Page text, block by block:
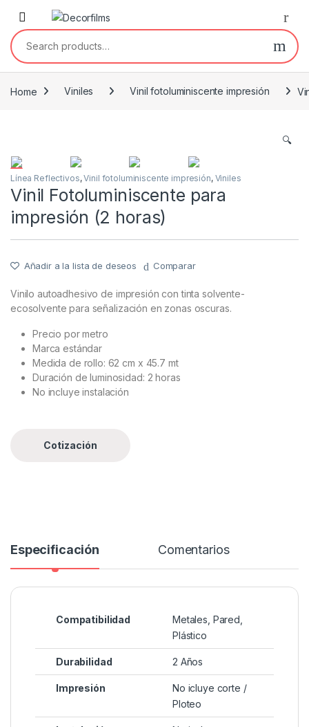
Saltar a la navegación
Saltar al contenido
Search for:
Home Viniles Vinil fotoluminiscente impresión
🔍
Línea Reflectivos,Vinil fotoluminiscente impresión, Viniles
Vinil Fotoluminiscente para
impresión (2 horas)
Añadir a la lista de deseos Comparar
Vinilo autoadhesivo de impresión con tinta solvente-
ecosolvente para señalización en zonas oscuras.
Precio por metro
Marca estándar
Medida de rollo: 62 cm x 45.7 mt
Duración de luminosidad: 2 horas
No incluye instalación
Especificación Comentarios
Compatibilidad
Metales, Pared,
Plástico
Durabilidad 2 Años
Impresión
No icluye corte /
Ploteo